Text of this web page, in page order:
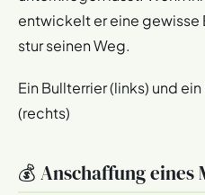
entwickelt er eine
stur seinen Weg.
Ein Bullterrier (links) und
(rechts)
💰 Anschaffung